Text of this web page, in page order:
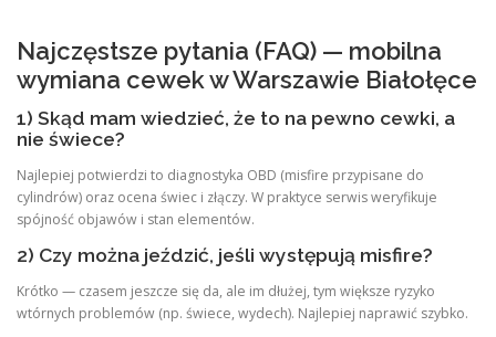
Najczęstsze pytania (FAQ) — mobilna
wymiana cewek w Warszawie Białołęce
1) Skąd mam wiedzieć, że to na pewno cewki, a
nie świece?
Najlepiej potwierdzi to diagnostyka OBD (misfire przypisane do
cylindrów) oraz ocena świec i złączy. W praktyce serwis weryfikuje
spójność objawów i stan elementów.
2) Czy można jeździć, jeśli występują misfire?
Krótko — czasem jeszcze się da, ale im dłużej, tym większe ryzyko
wtórnych problemów (np. świece, wydech). Najlepiej naprawić szybko.